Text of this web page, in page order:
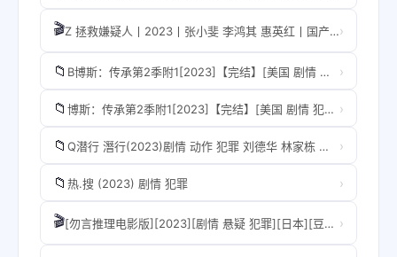
🎬 Z 拯救嫌疑人丨2023丨张小斐 李鸿其 惠英红丨国产 剧情 悬疑 犯罪 电影›
📁 B博斯：传承第2季附1[2023]【完结】[美国 剧情 犯罪] ›
📁 博斯：传承第2季附1[2023]【完结】[美国 剧情 犯罪] ›
📁 Q潜行 潛行(2023)剧情 动作 犯罪 刘德华 林家栋 彭于晏 ›
📁 热.搜 (2023) 剧情 犯罪 ›
🎬 [勿言推理电影版][2023][剧情 悬疑 犯罪][日本][豆瓣：6.7][菅田将晖、松下洸平][电影穿山甲] ›